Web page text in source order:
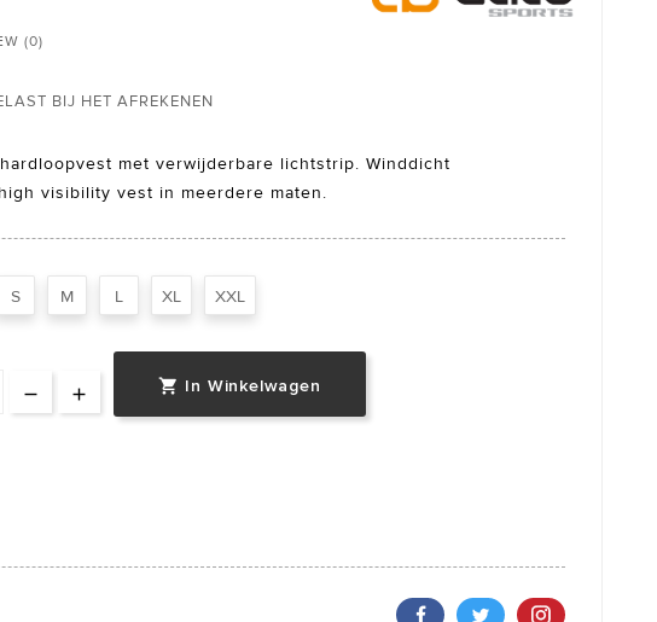
(0)
BIJ HET AFREKENEN
met verwijderbare lichtstrip. Winddicht
visibility vest in meerdere maten.
S M L XL XXL
 In Winkelwagen